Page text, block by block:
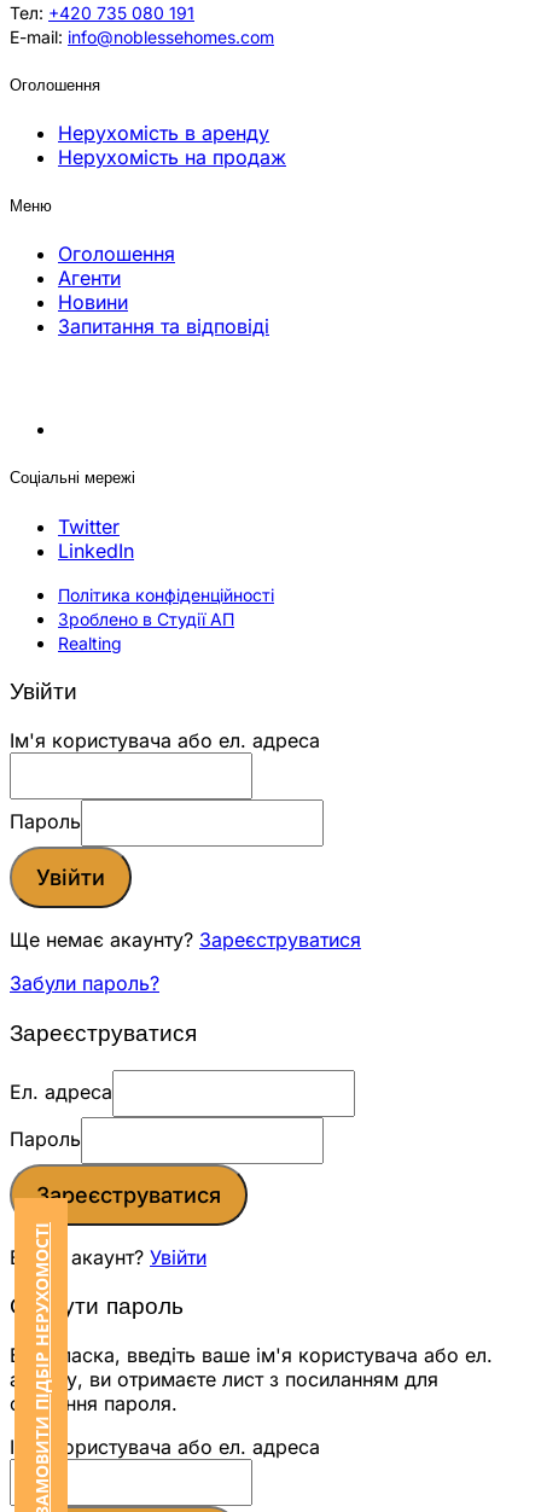
Тел: +420 735 080 191
E-mail: info@noblessehomes.com
Оголошення
Нерухомість в аренду
Нерухомість на продаж
Меню
Оголошення
Агенти
Новини
Запитання та відповіді
Соціальні мережі
Twitter
LinkedIn
Політика конфіденційності
Зроблено в Студії АП
Realting
ЗАМОВИТИ ПІДБІР НЕРУХОМОСТІ
Увійти
Ім'я користувача або ел. адреса
Пароль
Увійти
Ще немає акаунту? Зареєструватися
Забули пароль?
Зареєструватися
Ел. адреса
Пароль
Зареєструватися
Вже є акаунт? Увійти
Скинути пароль
Будь ласка, введіть ваше ім'я користувача або ел.
адресу, ви отримаєте лист з посиланням для
скидання пароля.
Ім'я користувача або ел. адреса